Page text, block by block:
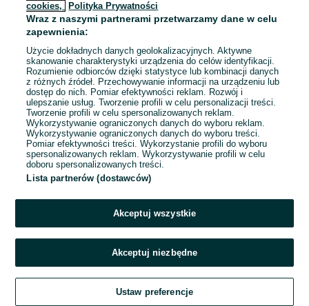
To ogłoszenie nie jest już dostępne
Przejdź na stronę główną
cookies,
Polityka Prywatności
Wraz z naszymi partnerami przetwarzamy dane w celu
zapewnienia:
Użycie dokładnych danych geolokalizacyjnych. Aktywne
skanowanie charakterystyki urządzenia do celów identyfikacji.
Rozumienie odbiorców dzięki statystyce lub kombinacji danych
z różnych źródeł. Przechowywanie informacji na urządzeniu lub
dostęp do nich. Pomiar efektywności reklam. Rozwój i
ulepszanie usług. Tworzenie profili w celu personalizacji treści.
Tworzenie profili w celu spersonalizowanych reklam.
Wykorzystywanie ograniczonych danych do wyboru reklam.
Wykorzystywanie ograniczonych danych do wyboru treści.
Pomiar efektywności treści. Wykorzystanie profili do wyboru
spersonalizowanych reklam. Wykorzystywanie profili w celu
doboru spersonalizowanych treści.
Lista partnerów (dostawców)
Akceptuj wszystkie
Akceptuj niezbędne
Ustaw preferencje